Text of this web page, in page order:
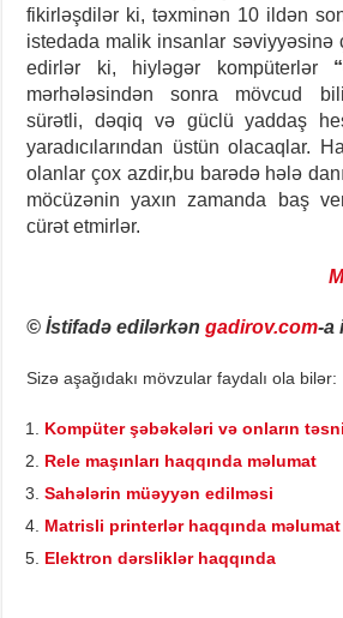
fikirləşdilər ki, təxminən 10 ildən
istedada malik insanlar səviyyəsinə
edirlər ki, hiyləgər kompüterlər
mərhələsindən sonra mövcud
sürətli, dəqiq və güclü yaddaş
yaradıcılarından üstün olacaqlar.
olanlar çox azdir,bu barədə hələ
möcüzənin yaxın zamanda baş
cürət etmirlər.
© İstifadə edilərkəngadirov.com-a
Sizə aşağıdakı mövzular faydalı ola bilər:
Kompüter şəbəkələri və onların
Rele maşınları haqqında məlumat
Sahələrin müəyyən edilməsi
Matrisli printerlər haqqında məlumat
Elektron dərsliklər haqqında